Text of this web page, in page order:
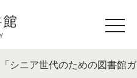
toggle
「シニア世代のための図書館ガ